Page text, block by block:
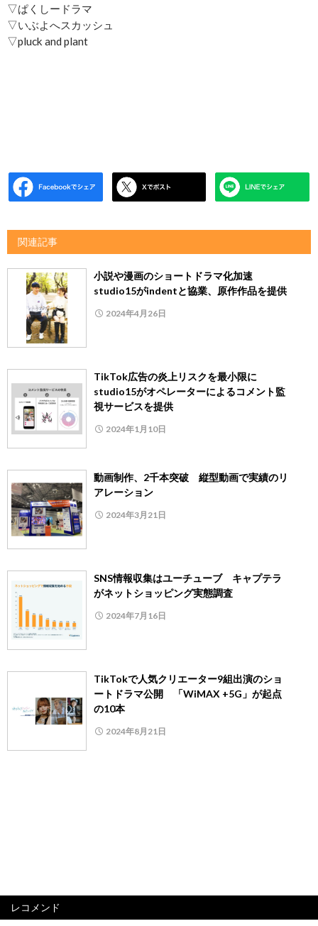
▽ぱくしードラマ
▽いぶよへスカッシュ
▽pluck and plant
関連記事
小説や漫画のショートドラマ化加速
studio15がindentと協業、原作作品を提供
2024年4月26日
TikTok広告の炎上リスクを最小限に
studio15がオペレーターによるコメント監
視サービスを提供
2024年1月10日
動画制作、2千本突破 縦型動画で実績のリ
アレーション
2024年3月21日
SNS情報収集はユーチューブ キャプテラ
がネットショッピング実態調査
2024年7月16日
TikTokで人気クリエーター9組出演のショ
ートドラマ公開 「WiMAX +5G」が起点
の10本
2024年8月21日
レコメンド